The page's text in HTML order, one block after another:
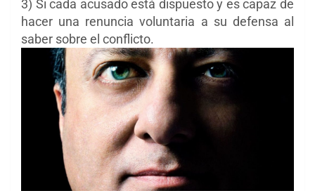
3) Si cada acusado está dispuesto y es capaz de
hacer una renuncia voluntaria a su defensa al
saber sobre el conflicto.